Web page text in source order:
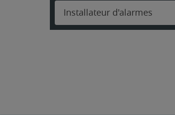
Installateur d'alarmes